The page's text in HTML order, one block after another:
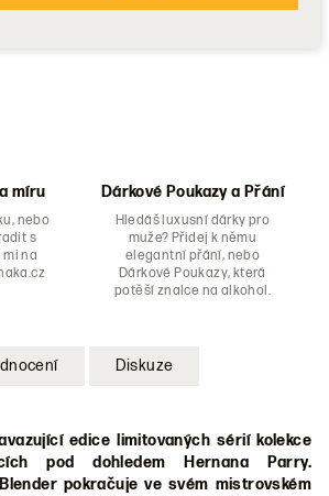
míru
nebo
s
na
Dárkové Poukazy a Přání
Hledáš luxusní dárky pro
muže? Přidej k němu
elegantní přání, nebo
Dárkové Poukazy, která
potěší znalce na alkohol.
Diskuze
edice limitovaných sérií kolekce
pod dohledem Hernana Parry.
pokračuje ve svém mistrovském